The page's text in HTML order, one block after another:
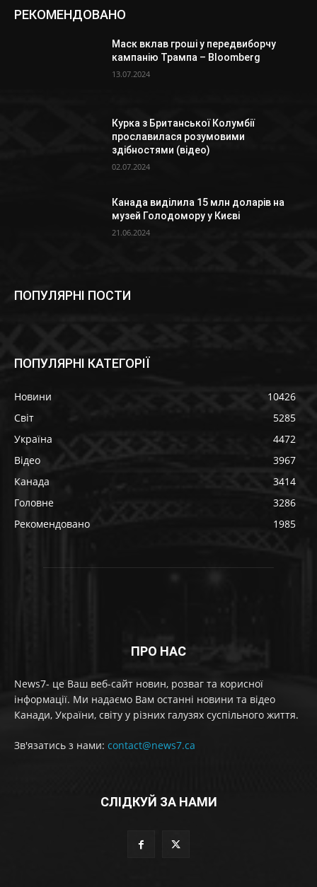
РЕКОМЕНДОВАНО
Маск вклав гроші у передвиборчу
кампанію Трампа – Bloomberg
13.07.2024
Курка з Британської Колумбії
прославилася розумовими
здібностями (відео)
02.07.2024
Канада виділила 15 млн доларів на
музей Голодомору у Києві
21.06.2024
ПОПУЛЯРНІ ПОСТИ
ПОПУЛЯРНІ КАТЕГОРІЇ
Новини
10426
Світ
5285
Україна
4472
Відео
3967
Канада
3414
Головне
3286
Рекомендовано
1985
ПРО НАС
News7- це Ваш веб-сайт новин, розваг та корисної
інформації. Ми надаємо Вам останні новини та відео
Канади, України, світу у різних галузях суспільного життя.
Зв'язатись з нами: contact@news7.ca
СЛІДКУЙ ЗА НАМИ